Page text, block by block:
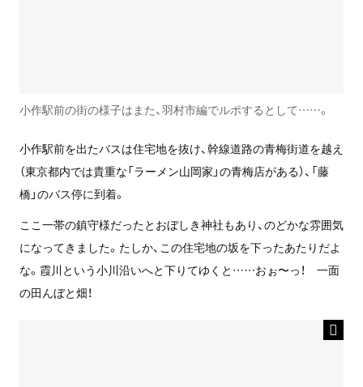
小作駅前の街の様子はまた、羽村市編でルポするとして……。
小作駅前を出たバスは住宅地を抜け、幹線道路の青梅街道を越え
（東京都内では貴重な「ラーメン山岡家」の青梅店がある）、「藤
橋」のバス停に到着。
ここ一帯の鎮守様だったとおぼしき神社もあり、のどかな雰囲気
になってきました。たしか、この住宅地の坂を下ったあたりだよ
な。霞川という小川沿いへと下りてゆくと……おぉ〜っ！ 一面
の田んぼと畑！